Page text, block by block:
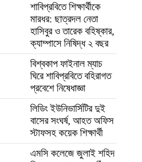
শাবিপ্রবিতে শিক্ষার্থীকে
মারধর: ছাত্রদল নেতা
হাসিবুর ও তারেক বহিষ্কার,
ক্যাম্পাসে নিষিদ্ধ ২ বছর
বিশ্বকাপ ফাইনাল ম্যাচ
ঘিরে শাবিপ্রবিতে বহিরাগত
প্রবেশে নিষেধাজ্ঞা
লিডিং ইউনিভার্সিটির দুই
বাসের সংঘর্ষ, আহত অফিস
স্টাফসহ কয়েক শিক্ষার্থী
এমসি কলেজে জুলাই শহিদ